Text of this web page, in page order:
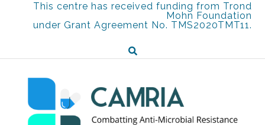
This centre has received funding from Trond
Mohn Foundation
under Grant Agreement No. TMS2020TMT11.